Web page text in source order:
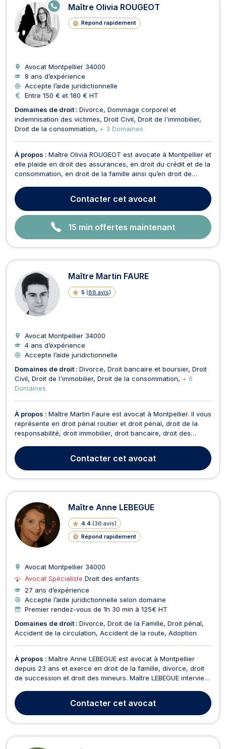
Maître Olivia ROUGEOT
Répond rapidement
E
N
N
E
Avocat Montpellier 34000
8 ans d’expérience
Accepte l’aide juridictionnelle
Entre 150 € et 180 € HT
Domaines de droit : Divorce Dommage corporel et
indemnisation des victimes Droit Civil Droit de l'immobilier
Droit de la consommation
+ 3 Domaines
À propos : Maître Olivia ROUGEOT est avocate à Montpellier et
elle plaide en droit des assurances, en droit du crédit et de la
consommation, en droit de la famille ainsi qu’en droit de
vous défend en cas de différend avec votre assureur. Elle
vous conseille et protège vos in...
Contacter cet avocat
15 min offertes maintenant
Maître Martin FAURE
5 (88 avis)
Avocat Montpellier 34000
4 ans d’expérience
Accepte l’aide juridictionnelle
Domaines de droit : Divorce Droit bancaire et boursier Droit
Civil Droit de l'immobilier Droit de la consommation
+ 6
Domaines
À propos : Maître Martin Faure est avocat à Montpellier. Il vous
représente en droit pénal routier et droit pénal, droit de la
responsabilité, droit immobilier, droit bancaire, droit des
civiles d'exécution, droit des baux et droit de la famille. Il
développe une activité à do...
Contacter cet avocat
Maître Anne LEBEGUE
4.4 (36 avis)
Répond rapidement
Avocat Montpellier 34000
Avocat Spécialiste Droit des enfants
27 ans d’expérience
Accepte l’aide juridictionnelle selon domaine
Premier rendez-vous de 1h 30 min à 125€ HT
Domaines de droit : Divorce Droit de la Famille Droit pénal
Accident de la circulation Accident de la route Adoption
À propos : Maître Anne LEBEGUE est avocat à Montpellier
depuis 23 ans et exerce en droit de la famille, divorce, droit
de succession et droit des mineurs. Maître LEBEGUE intervient
paternité, les adoptions et les changements de prénoms et
de noms. Elle s'intéresse égalemen...
Contacter cet avocat